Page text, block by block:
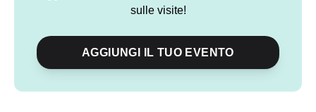
sulle visite!
AGGIUNGI IL TUO EVENTO